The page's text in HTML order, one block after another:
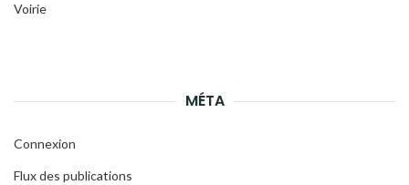
Voirie
MÉTA
Connexion
Flux des publications